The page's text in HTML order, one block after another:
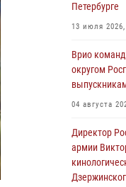
08 августа
память
(видео)
08 августа
Росгвардии
классами и
08 августа
Петербурге
13 июля
Врио
округом
04 августа
Директор
армии